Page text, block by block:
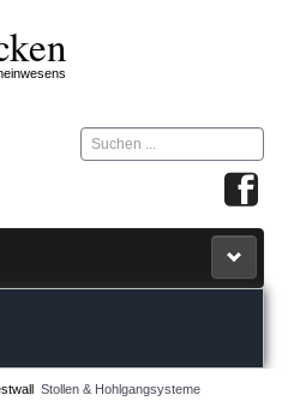
Suchen
...
Stollen & Hohlgangsysteme